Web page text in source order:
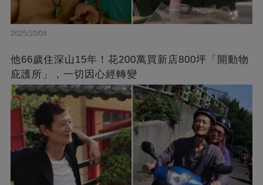
2025/10/08
他66歲住深山15年！花200萬買新店800坪「開動物
庇護所」，一切因心經轉變